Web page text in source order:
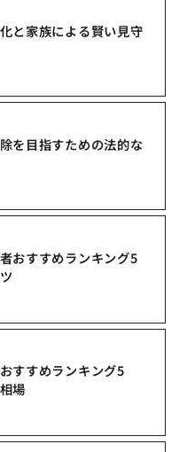
と家族による賢い見守
を目指すための法的な
おすすめランキング5
すすめランキング5
場